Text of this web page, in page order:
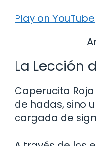
Play on YouTube
La Lección
Caperucita
de hadas, sino
cargada de